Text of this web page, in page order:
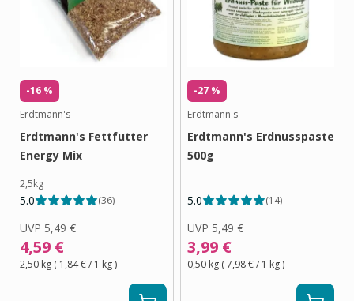
-16 %
Erdtmann's
Erdtmann's Fettfutter
Energy Mix
2,5kg
5.0 (36)
UVP 5,49 €
4,59 €
2,50 kg ( 1,84 €/ 1 kg)
-27 %
Erdtmann's
Erdtmann's Erdnusspaste
500g
5.0 (14)
UVP 5,49 €
3,99 €
0,50 kg (7,98 €/ 1 kg)